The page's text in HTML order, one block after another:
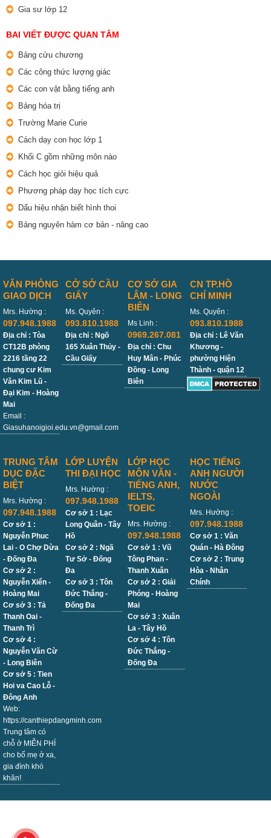
Gia sư lớp 12
BAI VIẾT ĐƯỢC QUAN TÂM
Bảng cửu chương
Các công thức lượng giác
Các con vật bằng tiếng anh
Bảng hóa trị
Trường Marie Curie
Cách dạy con học lớp 1
Khối C gồm những môn nào
Cách học giỏi hiệu quả
Phương pháp dạy học tích cực
Dấu hiệu nhận biết hình thoi
Bảng nguyên hàm cơ bản - nâng cao
VĂN PHÒNG
GIAO DỊCH
Mrs. Hường :
097.948.1988
Địa chỉ : Tòa
CT12B phòng
2216 tầng 22
chung cư Kim
Văn Kim Lũ -
Đại Kim - Hoàng
Mai
Email :
Giasuhanoigioi.edu.vn@gmail.com
CỞ SỞ CẦU
GIẤY
Ms. Quyên :
093.810.1988
Địa chỉ : Ngõ
165 Xuân Thủy -
Cầu Giấy
CƠ SỞ GIA
LÂM - LONG
BIÊN
Ms Linh :
0969.267.081
Địa chỉ : Chu
Huy Mân - Phúc
Đồng - Long
Biên
CN TP.HỒ
CHÍ MINH
Ms. Quyên :
093.810.1988
Địa chỉ : Lê Văn
Khương -
phường Hiện
Thành - quận 12
TRUNG TÂM
DỤC ĐẶC
BIỆT
Mrs. Hường :
097.948.1988
Cơ sở 1 :
Nguyễn Phuc
Lai - O Chợ Dừa
- Đống Đa
Cơ sở 2 :
Nguyễn Xiển -
Hoàng Mai
Cơ sở 3 : Tả
Thanh Oai -
Thanh Trì
Cơ sở 4 :
Nguyễn Văn Cừ
- Long Biên
Cơ sở 5 : Tien
Hoi va Cao Lỗ -
Đông Anh
Web:
https://canthiepdangminh.com
Trung tâm có
chỗ ở MIỄN PHÍ
cho bố mẹ ở xa,
gia đình khó
khăn!
LỚP LUYỆN
THI ĐẠI HỌC
Mrs. Hường :
097.948.1988
Cơ sở 1 : Lạc
Long Quân - Tây
Hồ
Cơ sở 2 : Ngã
Tư Sở - Đống
Đa
Cơ sở 3 : Tôn
Đức Thắng -
Đống Đa
LỚP HỌC
MÔN VĂN -
TIẾNG ANH,
IELTS,
TOEIC
Mrs. Hường :
097.948.1988
Cơ sở 1 : Vũ
Tông Phan -
Thanh Xuân
Cơ sở 2 : Giải
Phóng - Hoàng
Mai
Cơ sở 3 : Xuân
La - Tây Hồ
Cơ sở 4 : Tôn
Đức Thắng -
Đống Đa
HỌC TIẾNG
ANH NGƯỜI
NƯỚC
NGOÀI
Mrs. Hường :
097.948.1988
Cơ sở 1 : Văn
Quán - Hà Đông
Cơ sở 2 : Trung
Hòa - Nhân
Chính